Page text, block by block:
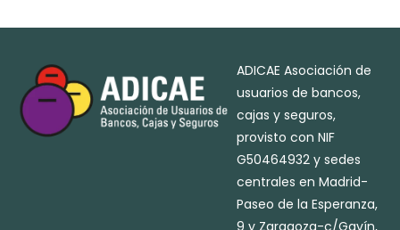
ADICAE Asociación de
usuarios de bancos,
cajas y seguros,
provisto con NIF
G50464932 y sedes
centrales en Madrid-
Paseo de la Esperanza,
9 y Zaragoza-c/Gavín,